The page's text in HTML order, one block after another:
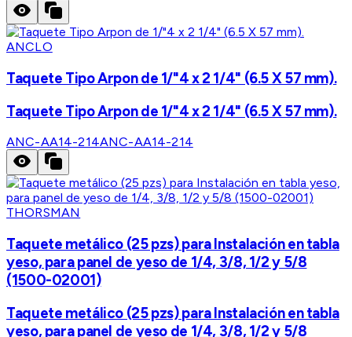
ANCLO
Taquete Tipo Arpon de 1/"4 x 2 1/4" (6.5 X 57 mm).
Taquete Tipo Arpon de 1/"4 x 2 1/4" (6.5 X 57 mm).
ANC-AA14-214ANC-AA14-214
THORSMAN
Taquete metálico (25 pzs) para Instalación en tabla
yeso, para panel de yeso de 1/4, 3/8, 1/2 y 5/8
(1500-02001)
Taquete metálico (25 pzs) para Instalación en tabla
yeso, para panel de yeso de 1/4, 3/8, 1/2 y 5/8